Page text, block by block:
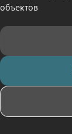
объектов